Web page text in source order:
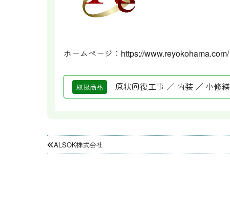
ホームページ： https://www.reyokohama.com/
取扱商品 原状回復工事 ／ 内装 ／ 小修
投
稿
ALSOK株式会社